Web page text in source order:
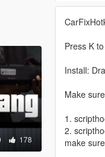
178
Press K
Install:
Make
1.
2.
make